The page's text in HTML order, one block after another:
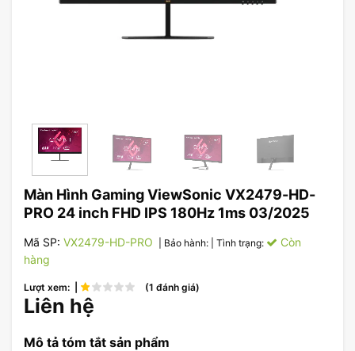
Màn Hình Gaming ViewSonic VX2479-HD-
PRO 24 inch FHD IPS 180Hz 1ms 03/2025
Mã SP: VX2479-HD-PRO | Bảo hành: | Tình trạng:
Còn
hàng
Lượt xem: | (1 đánh giá)
Liên hệ
Mô tả tóm tắt sản phẩm